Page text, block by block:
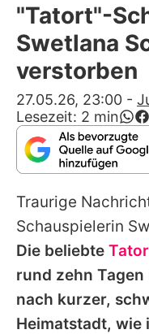
Alle
"Tatort"-
Swetlana
verstorben
27.05.26, 23:00 -
Lesezeit: 2 min
Traurige
Schauspielerin
Die beliebte
rund zehn
nach kurzer,
Heimatstadt, wie